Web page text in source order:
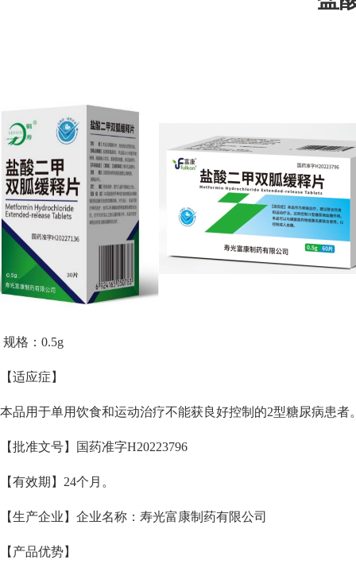
规格：0.5g
【适应症】
本品用于单用饮食和运动治疗不能获良好控制的2型糖尿病患
【批准文号】国药准字H20223796
【有效期】24个月。
【生产企业】企业名称：寿光富康制药有限公司
【产品优势】